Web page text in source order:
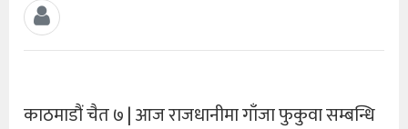
काठमाडौं चैत ७ | आज राजधानीमा गाँजा फुकुवा सम्बन्धि